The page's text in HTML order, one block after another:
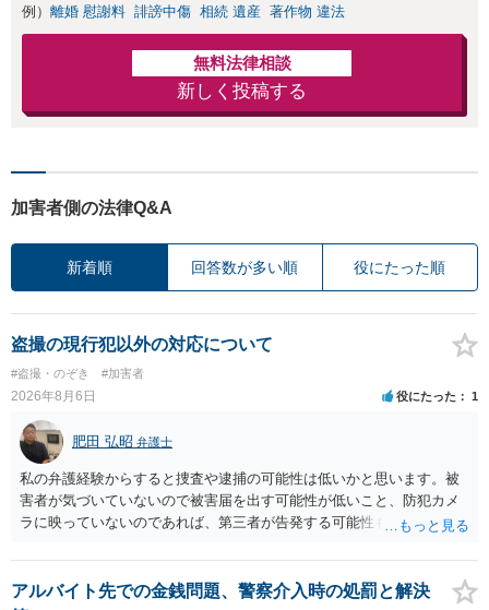
例） 離婚 慰謝料 誹謗中傷 相続 遺産 著作物 違法
無料法律相談
新しく投稿する
加害者側の法律Q&A
新着順 回答数が多い順 役にたった順
盗撮の現行犯以外の対応について
#盗撮・のぞき #加害者
2026年8月6日 役にたった 1
肥田 弘昭 弁護士
私の弁護経験からすると捜査や逮捕の可能性は低いかと思います。被
害者が気づいていないので被害届を出す可能性が低いこと、防犯カメ
ラに映っていないのであれば、第三者が告発する可能性も低いこと、
座る女性を盗撮(全体像写真1枚と5秒程度の動画)してしまいました。下
着や胸など強調したものではありません。」とありますが、少なくと
アルバイト先での金銭問題、警察介入時の処罰と解決